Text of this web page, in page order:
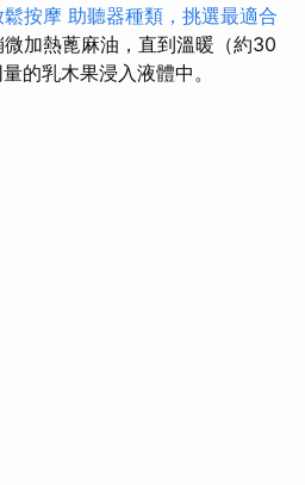
按摩 助聽器種類，挑選最適合
微加熱蓖麻油，直到溫暖（約30
的乳木果浸入液體中。